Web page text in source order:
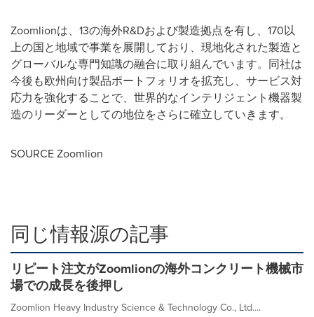
Zoomlionは、13の海外R&Dおよび製造拠点を有し、170以
上の国と地域で事業を展開しており、現地化された製造と
グローバルな専門知識の融合に取り組んでいます。同社は
今後も欧州向け製品ポートフォリオを拡充し、サービス対
応力を強化することで、世界的なインテリジェント機器製
造のリーダーとしての地位をさらに確立していきます。
SOURCE Zoomlion
同じ情報源の記事
リピート注文がZoomlionの海外コンクリート機械市
場での成長を後押し
Zoomlion Heavy Industry Science & Technology Co., Ltd....